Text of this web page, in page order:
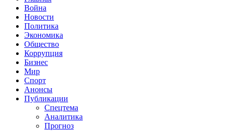
Война
Новости
Политика
Экономика
Общество
Коррупция
Бизнес
Мир
Спорт
Анонсы
Публикации
Спецтема
Аналитика
Прогноз